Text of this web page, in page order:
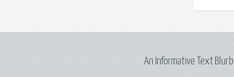
An Informative Text Blurb